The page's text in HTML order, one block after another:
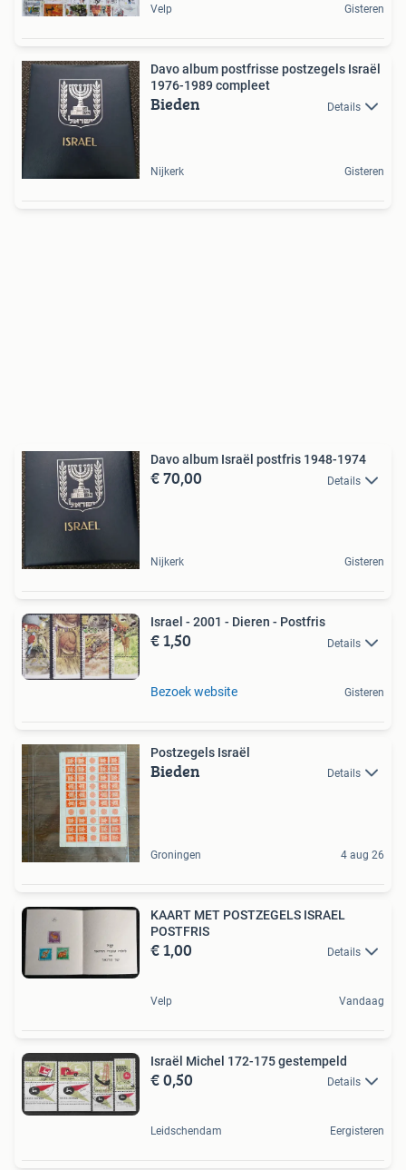
Velp Gisteren
Davo album postfrisse postzegels Israël
1976-1989 compleet
Bieden Details
Nijkerk Gisteren
Davo album Israël postfris 1948-1974
€ 70,00 Details
Nijkerk Gisteren
Israel - 2001 - Dieren - Postfris
€ 1,50 Details
Bezoek website Gisteren
Postzegels Israël
Bieden Details
Groningen 4 aug 26
KAART MET POSTZEGELS ISRAEL
POSTFRIS
€ 1,00 Details
Velp Vandaag
Israël Michel 172-175 gestempeld
€ 0,50 Details
Leidschendam Eergisteren